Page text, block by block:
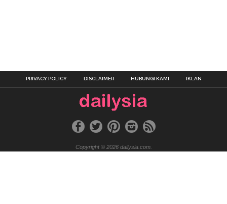
PRIVACY POLICY DISCLAIMER HUBUNGI KAMI IKLAN
Copyright © 2026 dailysia.com.